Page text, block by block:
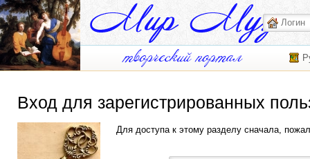
Вход для зарегистрированных
Для доступа к этому разделу сначала,